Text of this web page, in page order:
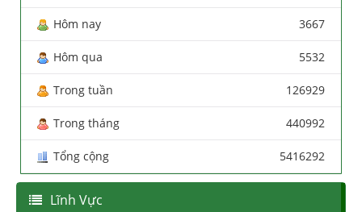
Hôm nay 3667
Hôm qua 5532
Trong tuần 126929
Trong tháng 440992
Tổng cộng 5416292
Lĩnh Vực